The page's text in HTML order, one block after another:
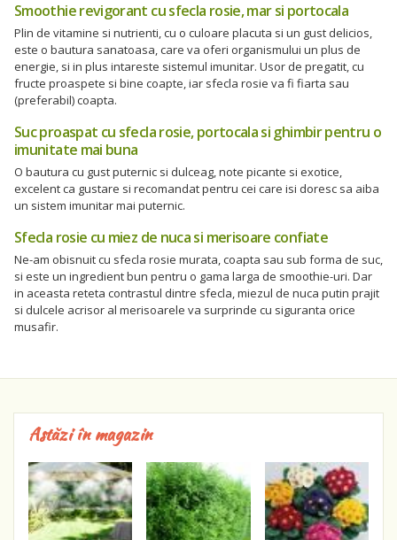
Smoothie revigorant cu sfecla rosie, mar si portocala
Plin de vitamine si nutrienti, cu o culoare placuta si un gust delicios,
este o bautura sanatoasa, care va oferi organismului un plus de
energie, si in plus intareste sistemul imunitar. Usor de pregatit, cu
fructe proaspete si bine coapte, iar sfecla rosie va fi fiarta sau
(preferabil) coapta.
Suc proaspat cu sfecla rosie, portocala si ghimbir pentru o
imunitate mai buna
O bautura cu gust puternic si dulceag, note picante si exotice,
excelent ca gustare si recomandat pentru cei care isi doresc sa aiba
un sistem imunitar mai puternic.
Sfecla rosie cu miez de nuca si merisoare confiate
Ne-am obisnuit cu sfecla rosie murata, coapta sau sub forma de suc,
si este un ingredient bun pentru o gama larga de smoothie-uri. Dar
in aceasta reteta contrastul dintre sfecla, miezul de nuca putin prajit
si dulcele acrisor al merisoarele va surprinde cu siguranta orice
musafir.
Astăzi în magazin